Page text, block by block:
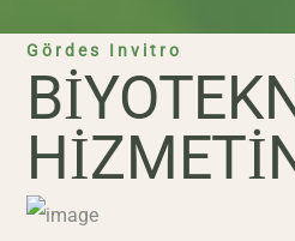
Gördes Invitro